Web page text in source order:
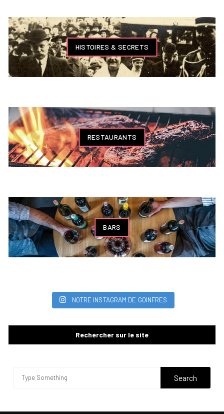
HISTOIRES & SECRETS
RESTAURANTS
BARS
NOTRE INSTAGRAM DE GOINFRES
Rechercher sur le site